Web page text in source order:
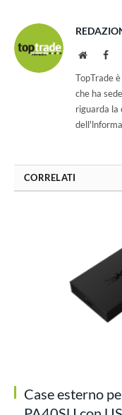
Website
TopTrade
che ha
riguarda la
CORRELATI
Case esterno